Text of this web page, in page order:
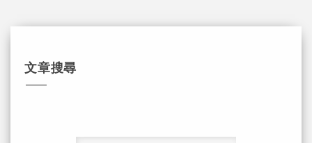
文章搜尋